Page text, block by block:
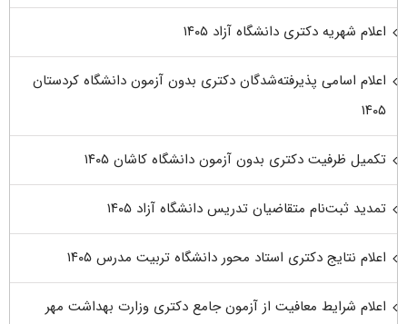
اعلام شهریه دکتری دانشگاه آزاد ۱۴۰۵
اعلام اسامی پذیرفته‌شدگان دکتری بدون آزمون دانشگاه کردستان
۱۴۰۵
تکمیل ظرفیت دکتری بدون آزمون دانشگاه کاشان ۱۴۰۵
تمدید ثبت‌نام متقاضیان تدریس دانشگاه آزاد ۱۴۰۵
اعلام نتایج دکتری استاد محور دانشگاه تربیت مدرس ۱۴۰۵
اعلام شرایط معافیت از آزمون جامع دکتری وزارت بهداشت مهر